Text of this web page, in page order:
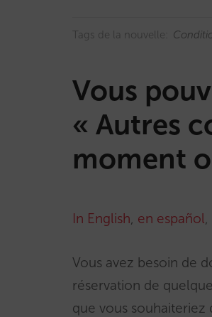
Tags de la nouvelle:
Vous
« Autres
moment
In English, en español,
Vous avez besoin de
réservation de
que vous souhaiteriez